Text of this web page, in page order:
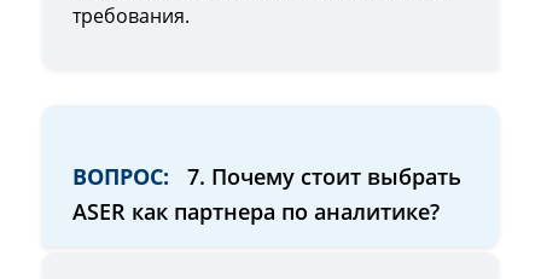
требования.
ВОПРОС:
7. Почему стоит выбрать
ASER как партнера по аналитике?